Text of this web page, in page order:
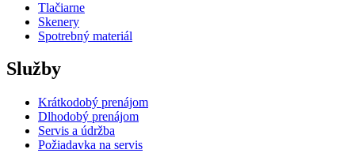
Tlačiarne
Skenery
Spotrebný materiál
Služby
Krátkodobý prenájom
Dlhodobý prenájom
Servis a údržba
Požiadavka na servis